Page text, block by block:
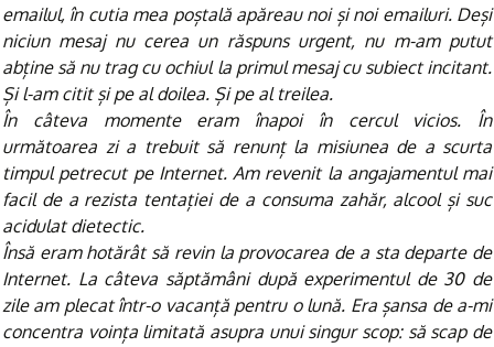
emailul, în cutia mea poștală apăreau noi și noi emailuri. Deși
niciun mesaj nu cerea un răspuns urgent, nu m-am putut
abține să nu trag cu ochiul la primul mesaj cu subiect incitant.
Și l-am citit și pe al doilea. Și pe al treilea.
În câteva momente eram înapoi în cercul vicios. În
următoarea zi a trebuit să renunț la misiunea de a scurta
timpul petrecut pe Internet. Am revenit la angajamentul mai
facil de a rezista tentației de a consuma zahăr, alcool și suc
acidulat dietectic.
Însă eram hotărât să revin la provocarea de a sta departe de
Internet. La câteva săptămâni după experimentul de 30 de
zile am plecat într-o vacanță pentru o lună. Era șansa de a-mi
concentra voința limitată asupra unui singur scop: să scap de